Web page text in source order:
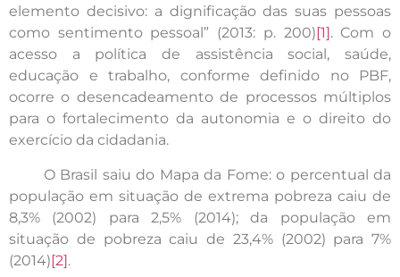
elemento decisivo: a dignificação das suas pessoas
como sentimento pessoal” (2013: p. 200) [1] . Com o
acesso a política de assistência social, saúde,
educação e trabalho, conforme definido no PBF,
ocorre o desencadeamento de processos múltiplos
para o fortalecimento da autonomia e o direito do
exercício da cidadania.
O Brasil saiu do Mapa da Fome: o percentual da
população em situação de extrema pobreza caiu de
8,3% (2002) para 2,5% (2014); da população em
situação de pobreza caiu de 23,4% (2002) para 7%
(2014)[2].